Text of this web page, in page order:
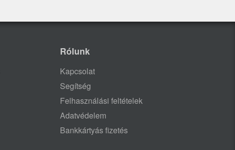
Rólunk
Kapcsolat
Segítség
Felhasználási feltételek
Adatvédelem
Bankkártyás fizetés